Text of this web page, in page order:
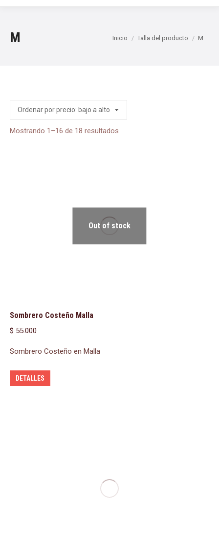
M Estás aquí:
Inicio Talla del producto M
Mostrando 1–16 de 18 resultados
Out of stock
Sombrero Costeño Malla
$ 55.000
Sombrero Costeño en Malla
DETALLES